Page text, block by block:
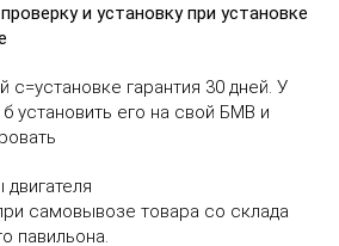
и установку при установке
с=установке гарантия 30 дней. У
установить его на свой БМВ и
самовывозе товара со склада
павильона.